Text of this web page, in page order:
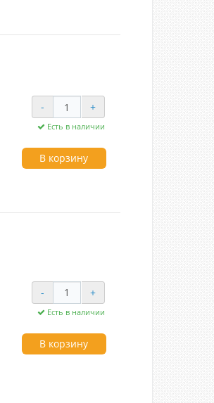
- +
Есть в наличии
В корзину
- +
Есть в наличии
В корзину